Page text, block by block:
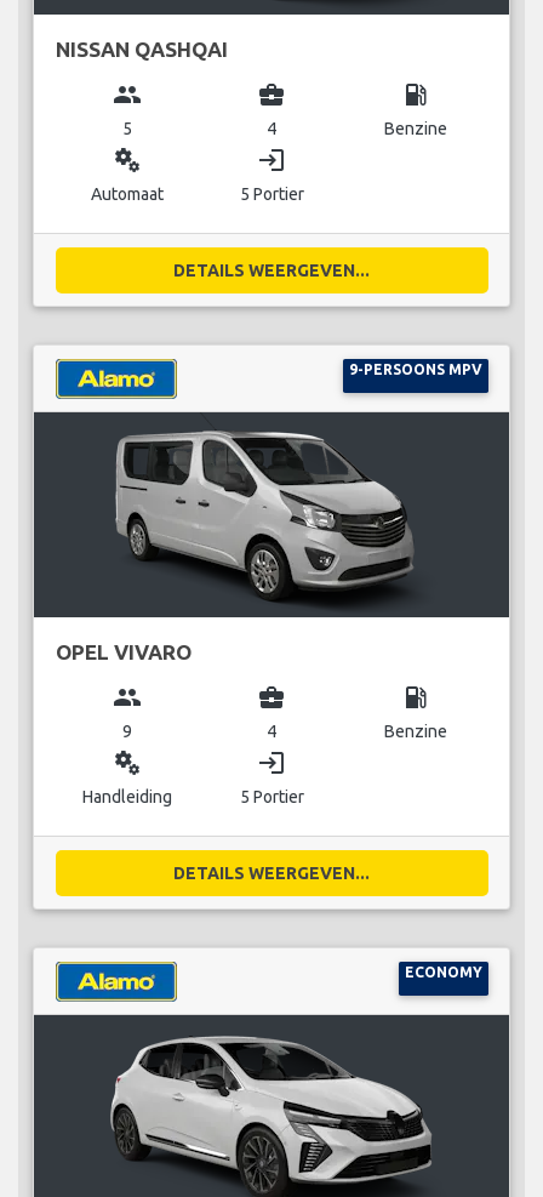
NISSAN QASHQAI
group
5
business_center
4
local_gas_station
Benzine
miscellaneous_services
Automaat
login
5 Portier
DETAILS WEERGEVEN...
9-PERSOONS MPV
OPEL VIVARO
group
9
business_center
4
local_gas_station
Benzine
miscellaneous_services
Handleiding
login
5 Portier
DETAILS WEERGEVEN...
ECONOMY